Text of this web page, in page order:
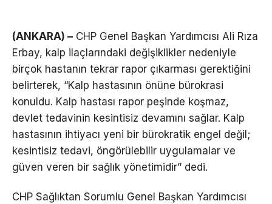
(ANKARA) – CHP Genel Başkan Yardımcısı Ali Rıza
Erbay, kalp ilaçlarındaki değişiklikler nedeniyle
birçok hastanın tekrar rapor çıkarması gerektiğini
belirterek, “Kalp hastasının önüne bürokrasi
konuldu. Kalp hastası rapor peşinde koşmaz,
devlet tedavinin kesintisiz devamını sağlar. Kalp
hastasının ihtiyacı yeni bir bürokratik engel değil;
kesintisiz tedavi, öngörülebilir uygulamalar ve
güven veren bir sağlık yönetimidir” dedi.
CHP Sağlıktan Sorumlu Genel Başkan Yardımcısı